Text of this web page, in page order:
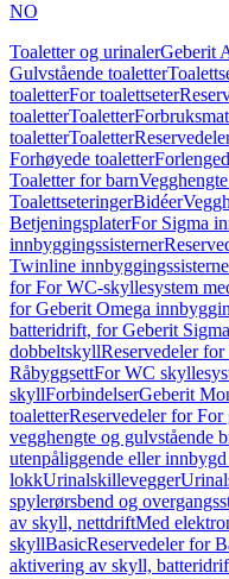
NO
Toaletter og urinalerGeberit
Gulvstående toaletter
toaletterFor toalettseter
toaletterToaletter
toaletterToaletter
Forhøyede toaletter
Toaletter for barn
ToalettseteringerBidéer
BetjeningsplaterFor Sigma
innbyggingssisterner
Twinline
for For WC-skyllesystem
for Geberit Omega
batteridrift, for Geberit
dobbeltskyllReservedeler
RåbyggsettFor WC
skyllForbindelserGeberit
toaletterReservedeler for For
vegghengte og gulvstående
utenpåliggende eller
lokkUrinalskillevegger
spylerørsbend og
av skyll, nettdriftMed
skyllBasicReservedeler for
aktivering av skyll,